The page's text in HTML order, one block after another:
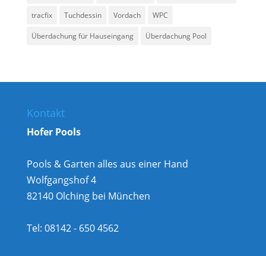
tracfix Tuchdessin Vordach WPC
Überdachung für Hauseingang Überdachung Pool
Kontakt
Hofer Pools
Pools & Garten alles aus einer Hand
Wolfgangshof 4
82140 Olching bei München
Tel: 08142 - 650 4562